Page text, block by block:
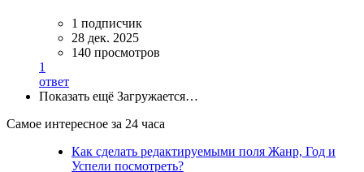
1 подписчик
28 дек. 2025
140 просмотров
1
ответ
Показать ещё Загружается…
Самое интересное за 24 часа
Как сделать редактируемыми поля Жанр, Год и
Успели посмотреть?